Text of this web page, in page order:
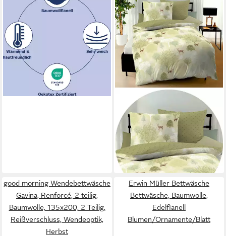
135 x 200 cm B/L
ab 38,00 €
-15%
in 6-8 Werktagen bei dir
KAEPPEL
Wendebettwäsche
135x200cm Autumn Spring
Rehe Hellgrün
135 x 200 cm B/L
36,90 € UVP49,95 €
-26%
in 2-3 Werktagen bei dir
good morning Wendebettwäsche
Gavina, Renforcé, 2 teilig,
Baumwolle, 135x200, 2 Teilig,
Reißverschluss, Wendeoptik,
Herbst
Erwin Müller Bettwäsche
Bettwäsche, Baumwolle,
Edelflanell
Blumen/Ornamente/Blatt